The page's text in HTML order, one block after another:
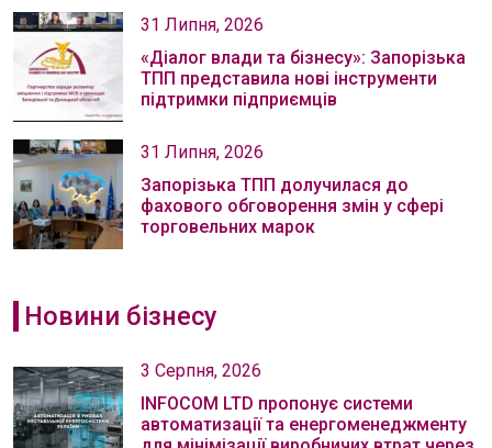
31 Липня, 2026
«Діалог влади та бізнесу»: Запорізька
ТПП представила нові інструменти
підтримки підприємців
31 Липня, 2026
Запорізька ТПП долучилася до
фахового обговорення змін у сфері
торговельних марок
Новини бізнесу
3 Серпня, 2026
INFOCOM LTD пропонує системи
автоматизації та енергоменеджменту